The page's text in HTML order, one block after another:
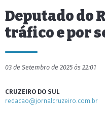
Deputado do
tráfico e por
03 de Setembro de 2025 às 22:01
CRUZEIRO DO SUL
redacao@jornalcruzeiro.com.br